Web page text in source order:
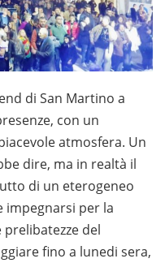
di San Martino a
con un
atmosfera. Un
dire, ma in realtà il
di un eterogeneo
impegnarsi per la
del
fino a lunedi sera,